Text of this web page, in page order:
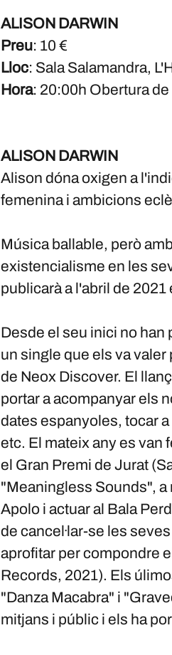
ALISON DARWIN
Preu: 10 €
Lloc: Sala Salamandra,
Hora: 20:00h Obertura
ALISON DARWIN
Alison dóna oxigen a
femenina i ambicions
Música ballable, però
existencialisme en les
publicarà a l'abril de
Desde el seu inici no han
un single que els va
de Neox Discover. El
portar a acompanyar els
dates espanyoles, tocar
etc. El mateix any es van
el Gran Premi de Jurat
"Meaningless Sounds", a
Apolo i actuar al Bala
de cancel·lar-se les
aprofitar per compondre
Records, 2021). Els
"Danza Macabra" i
mitjans i públic i els ha